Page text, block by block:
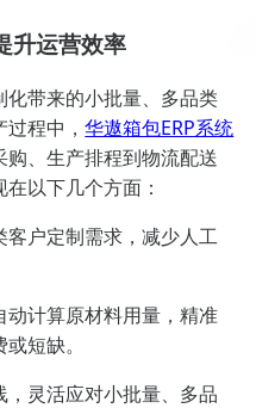
升运营效率
带来的小批量、多品类
过程中，华遨箱包ERP系统
、生产排程到物流配送
以下几个方面：
客户定制需求，减少人工
动计算原材料用量，精准
短缺。
，灵活应对小批量、多品